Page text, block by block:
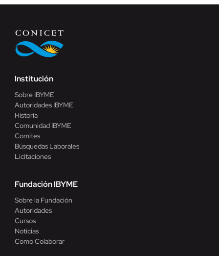
Institución
Sobre IBYME
Autoridades IBYME
Historia
Comunidad IBYME
Comites
Búsquedas Laborales
Licitaciones
Fundación IBYME
Sobre la Fundación
Autoridades
Cursos
Noticias
Como Colaborar